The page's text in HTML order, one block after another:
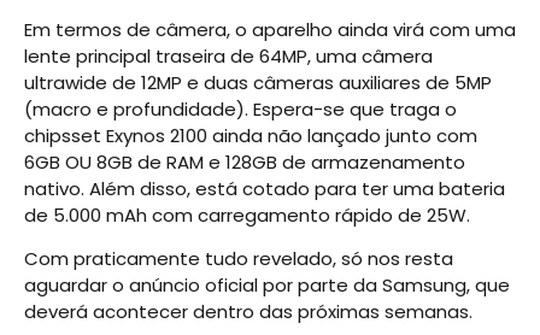
Em termos de câmera, o aparelho ainda virá com uma
lente principal traseira de 64MP, uma câmera
ultrawide de 12MP e duas câmeras auxiliares de 5MP
(macro e profundidade). Espera-se que traga o
chipsset Exynos 2100 ainda não lançado junto com
6GB OU 8GB de RAM e 128GB de armazenamento
nativo. Além disso, está cotado para ter uma bateria
de 5.000 mAh com carregamento rápido de 25W.
Com praticamente tudo revelado, só nos resta
aguardar o anúncio oficial por parte da Samsung, que
deverá acontecer dentro das próximas semanas.